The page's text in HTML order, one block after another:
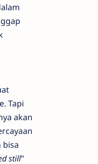
Tapi
akan
bisa
still"